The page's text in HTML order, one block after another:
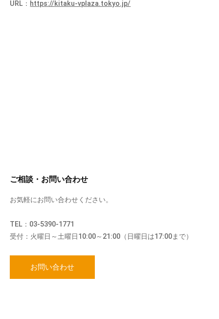
URL： https://kitaku-vplaza.tokyo.jp/
ご相談・お問い合わせ
お気軽にお問い合わせください。
TEL：03-5390-1771
受付：火曜日～土曜日10:00～21:00（日曜日は17:00まで）
お問い合わせ